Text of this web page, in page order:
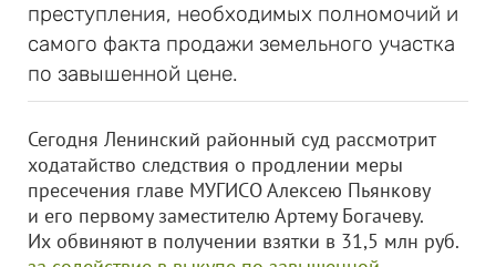
преступления, необходимых полномочий и
самого факта продажи земельного участка
по завышенной цене.
Сегодня Ленинский районный суд рассмотрит
ходатайство следствия о продлении меры
пресечения главе МУГИСО Алексею Пьянкову
и его первому заместителю Артему Богачеву.
Их обвиняют в получении взятки в 31,5 млн руб.